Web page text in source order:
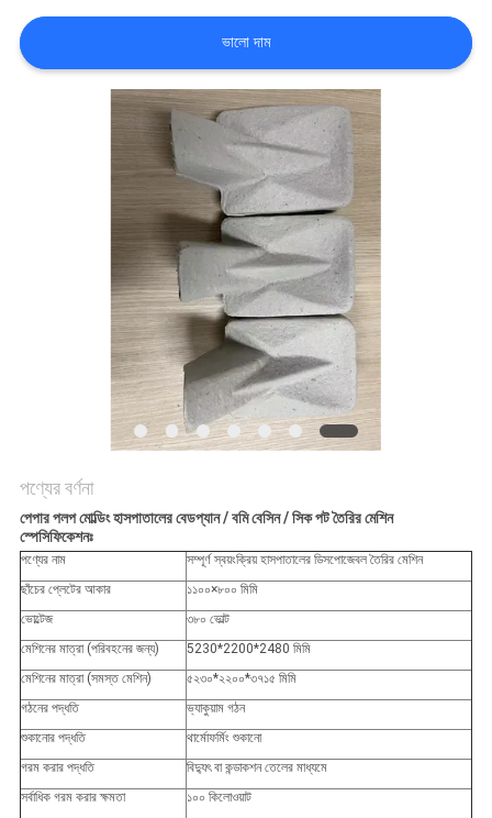
যোগাযোগ
করুন
PRIVACY
ভালো দাম
পণ্যের বর্ণনা
পেপার পলপ মোল্ডিং হাসপাতালের বেডপ্যান / বমি বেসিন / সিক পট তৈরির মেশিন
স্পেসিফিকেশনঃ
পণ্যের নাম
সম্পূর্ণ স্বয়ংক্রিয় হাসপাতালের ডিসপোজেবল তৈরির মেশিন
ছাঁচের প্লেটের আকার
১১০০×৮০০ মিমি
ভোল্টেজ
৩৮০ ভোল্ট
মেশিনের মাত্রা (পরিবহনের জন্য)
5230*2200*2480 মিমি
মেশিনের মাত্রা (সমস্ত মেশিন)
৫২৩০*২২০০*৩৭১৫ মিমি
গঠনের পদ্ধতি
ভ্যাকুয়াম গঠন
শুকানোর পদ্ধতি
থার্মোফর্মিং শুকানো
গরম করার পদ্ধতি
বিদ্যুৎ বা কন্ডাকশন তেলের মাধ্যমে
সর্বাধিক গরম করার ক্ষমতা
১০০ কিলোওয়াট